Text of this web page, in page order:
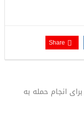
Share
انجام حمله به